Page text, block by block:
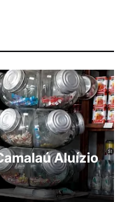
Aluízio